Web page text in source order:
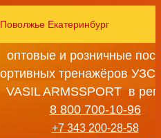
Екатеринбург
оптовые и розничные
тренажёров
VASIL ARMSSPORT в
8 800 700-10-96
+7 343 200-28-58